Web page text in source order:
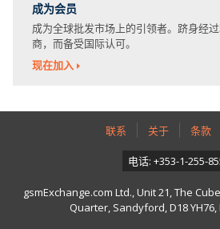
成为会员
成为全球批发市场上的引领者。跻身经
商，而备受国际认可。
现在加入
联系 关于 条款
电话: +353-1-255-
gsmExchange.com Ltd., Unit 21, The
Quarter, Sandyford, D18